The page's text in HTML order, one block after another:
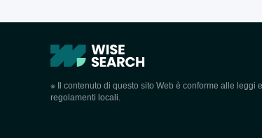
※ Il contenuto di questo sito Web è conforme alle leggi
regolamenti locali.